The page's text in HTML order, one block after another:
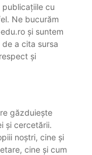
cu
Ne bucurăm
și suntem
a cita sursa
și
găzduiește
și cercetării.
noștri, cine și
cine și cum